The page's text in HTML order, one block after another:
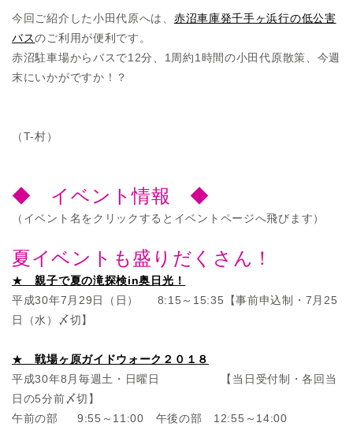
今回ご紹介した小田代原へは、 赤沼車庫発千手ヶ浜行の低公害
バスのご利用が便利です。
赤沼駐車場からバスで12分、1周約1時間の小田代原散策、今週
末にいかがですか！？
（T-村）
◆ イベント情報 ◆
（イベント名をクリックするとイベントページへ飛びます）
夏イベントも盛りだくさん！
★親子で夏の滝探検in奥日光！
平成30年7月29日（日） 8:15～15:35【事前申込制・7月25
日（水）〆切】
★戦場ヶ原ガイドウォーク２０１８
平成30年8月毎週土・日曜日 【当日受付制・各回当
日の5分前〆切】
午前の部 9:55～11:00 午後の部 12:55～14:00